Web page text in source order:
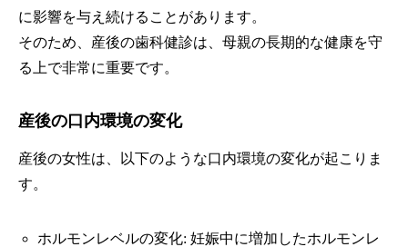
に影響を与え続けることがあります。
そのため、産後の歯科健診は、母親の長期的な健康を守
る上で非常に重要です。
産後の口内環境の変化
産後の女性は、以下のような口内環境の変化が起こりま
す。
ホルモンレベルの変化: 妊娠中に増加したホルモンレ